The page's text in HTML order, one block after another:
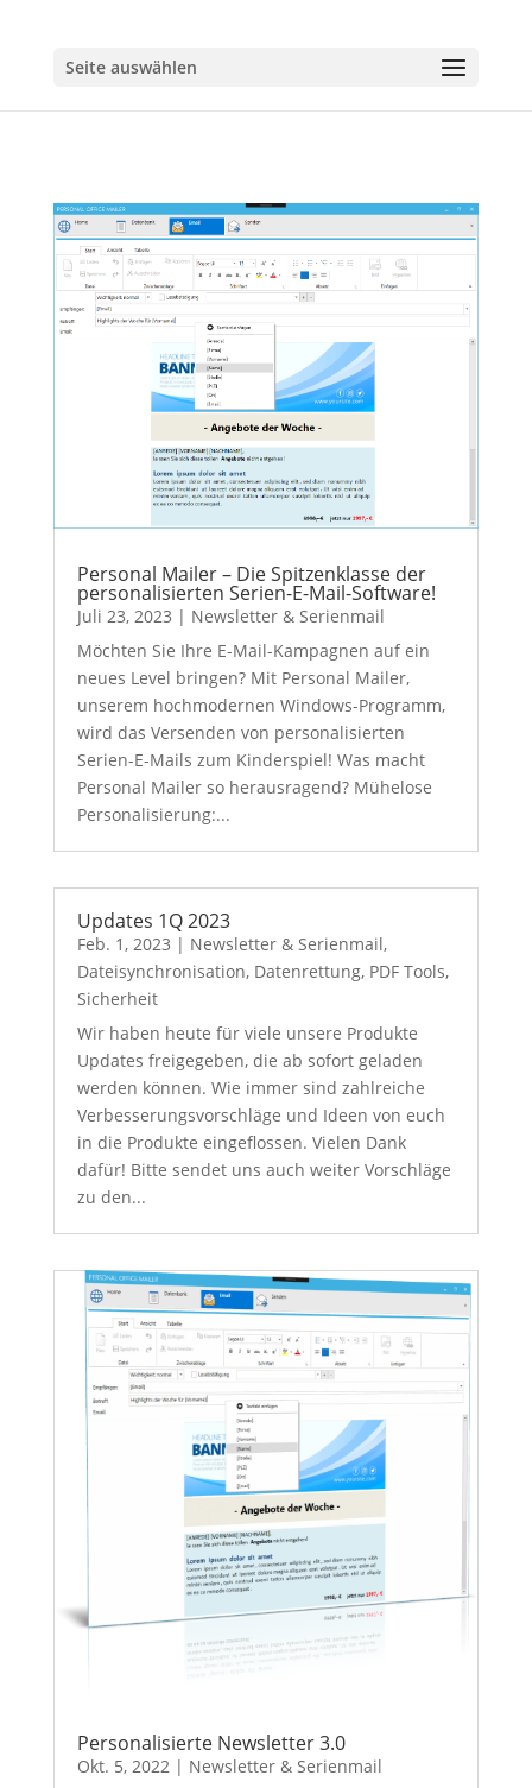
Seite auswählen
Personal Mailer – Die Spitzenklasse der
personalisierten Serien-E-Mail-Software!
Juli 23, 2023 | Newsletter & Serienmail
Möchten Sie Ihre E-Mail-Kampagnen auf ein
neues Level bringen? Mit Personal Mailer,
unserem hochmodernen Windows-Programm,
wird das Versenden von personalisierten
Serien-E-Mails zum Kinderspiel! Was macht
Personal Mailer so herausragend? Mühelose
Personalisierung:...
Updates 1Q 2023
Feb. 1, 2023 | Newsletter & Serienmail,
Dateisynchronisation, Datenrettung, PDF Tools,
Sicherheit
Wir haben heute für viele unsere Produkte
Updates freigegeben, die ab sofort geladen
werden können. Wie immer sind zahlreiche
Verbesserungsvorschläge und Ideen von euch
in die Produkte eingeflossen. Vielen Dank
dafür! Bitte sendet uns auch weiter Vorschläge
zu den...
Personalisierte Newsletter 3.0
Okt. 5, 2022| Newsletter & Serienmail